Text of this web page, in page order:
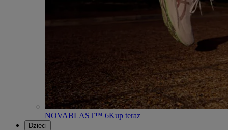
NOVABLAST™ 6Kup teraz
Dzieci